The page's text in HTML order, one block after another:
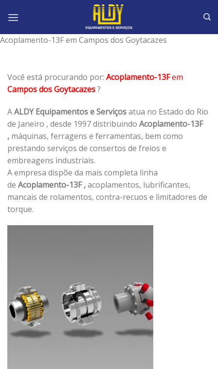
Acoplamento-13F em Campos dos Goytacazes
Você está procurando por: Acoplamento-13Fem
Campos dos Goytacazes?
AALDY Equipamentos e Serviçosatua no Estado do Rio
de Janeiro , desde 1997 distribuindo Acoplamento-13F
, máquinas, ferragens e ferramentas, bem como
prestando serviços de consertos de freios e
embreagens industriais.
A empresa dispõe da mais completa linha
de Acoplamento-13F ,acoplamentos, lubrificantes,
mancais de rolamentos, contra-recuos e limitadores de
torque.